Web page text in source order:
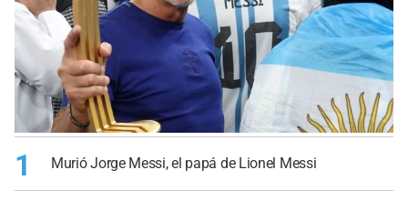
1 Murió Jorge Messi, el papá de Lionel Messi